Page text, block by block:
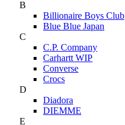
B
Billionaire Boys Club
Blue Blue Japan
C
C.P. Company
Carhartt WIP
Converse
Crocs
D
Diadora
DIEMME
E